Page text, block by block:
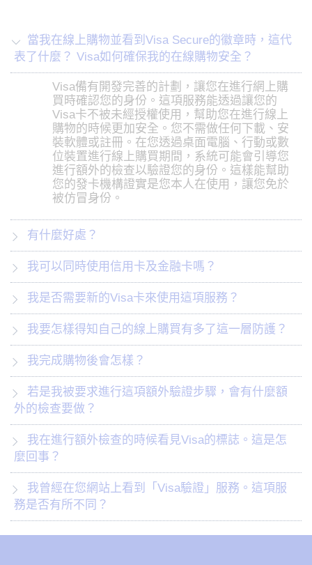
表了什麼？ Visa如何確保我的在線購物安全？
Visa備有開發完善的計劃，讓您在進行網上購
買時確認您的身份。這項服務能透過讓您的
Visa卡不被未經授權使用，幫助您在進行線上
購物的時候更加安全。您不需做任何下載、安
裝軟體或註冊。在您透過桌面電腦、行動或數
位裝置進行線上購買期間，系統可能會引導您
進行額外的檢查以驗證您的身份。這樣能幫助
您的發卡機構證實是您本人在使用，讓您免於
被仿冒身份。
有什麼好處？
我可以同時使用信用卡及金融卡嗎？
我是否需要新的Visa卡來使用這項服務？
我要怎樣得知自己的線上購買有多了這一層防護？
我完成購物後會怎樣？
外的檢查要做？
麼回事？
務是否有所不同？